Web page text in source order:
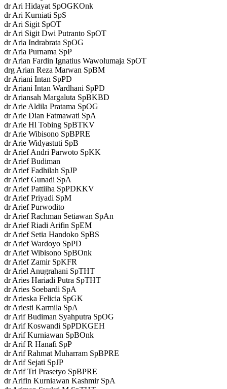
dr Ari Hidayat SpOGKOnk
dr Ari Kurniati SpS
dr Ari Sigit SpOT
dr Ari Sigit Dwi Putranto SpOT
dr Aria Indrabrata SpOG
dr Aria Purnama SpP
dr Arian Fardin Ignatius Wawolumaja SpOT
drg Arian Reza Marwan SpBM
dr Ariani Intan SpPD
dr Ariani Intan Wardhani SpPD
dr Ariansah Margaluta SpBKBD
dr Arie Aldila Pratama SpOG
dr Arie Dian Fatmawati SpA
dr Arie Hl Tobing SpBTKV
dr Arie Wibisono SpBPRE
dr Arie Widyastuti SpB
dr Arief Andri Parwoto SpKK
dr Arief Budiman
dr Arief Fadhilah SpJP
dr Arief Gunadi SpA
dr Arief Pattiiha SpPDKKV
dr Arief Priyadi SpM
dr Arief Purwodito
dr Arief Rachman Setiawan SpAn
dr Arief Riadi Arifin SpEM
dr Arief Setia Handoko SpBS
dr Arief Wardoyo SpPD
dr Arief Wibisono SpBOnk
dr Arief Zamir SpKFR
dr Ariel Anugrahani SpTHT
dr Aries Hariadi Putra SpTHT
dr Aries Soebardi SpA
dr Arieska Felicia SpGK
dr Ariesti Karmila SpA
dr Arif Budiman Syahputra SpOG
dr Arif Koswandi SpPDKGEH
dr Arif Kurniawan SpBOnk
dr Arif R Hanafi SpP
dr Arif Rahmat Muharram SpBPRE
dr Arif Sejati SpJP
dr Arif Tri Prasetyo SpBPRE
dr Arifin Kurniawan Kashmir SpA